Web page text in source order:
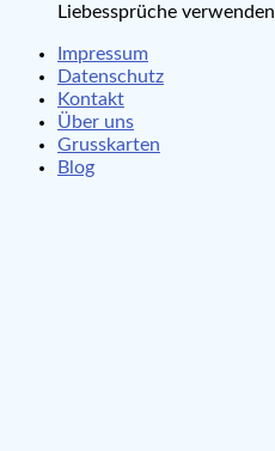
Liebessprüche verwenden
Impressum
Datenschutz
Kontakt
Über uns
Grusskarten
Blog